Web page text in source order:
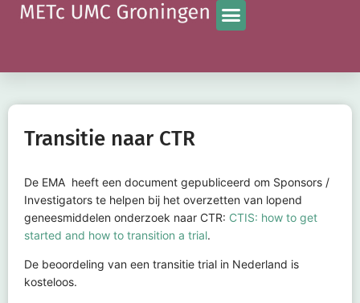
Transitie naar CTR
De EMA heeft een document gepubliceerd om Sponsors /
Investigators te helpen bij het overzetten van lopend
geneesmiddelen onderzoek naar CTR: CTIS: how to get
started and how to transition a trial.
De beoordeling van een transitie trial in Nederland is
kosteloos.